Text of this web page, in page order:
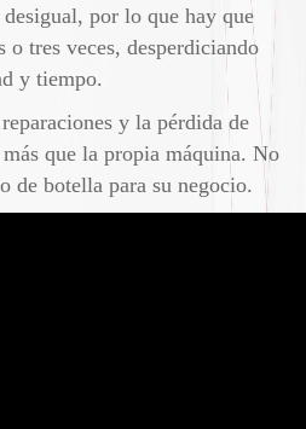
por lo que hay que
o tres veces, desperdiciando
y tiempo.
y la pérdida de
que la propia máquina. No
de botella para su negocio.